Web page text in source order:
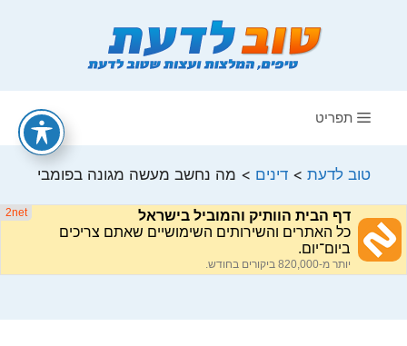
תפריט
טוב לדעת >דינים > מה נחשב מעשה מגונה בפומבי